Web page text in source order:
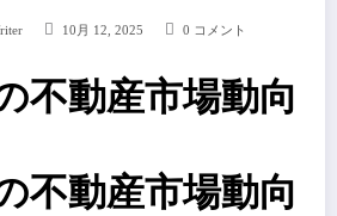
10月 12, 2025 0 コメント
不動産市場動向
不動産市場動向